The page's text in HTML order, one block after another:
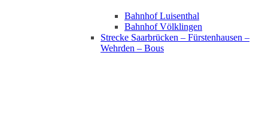
Bahnhof Luisenthal
Bahnhof Völklingen
Strecke Saarbrücken – Fürstenhausen –
Wehrden – Bous